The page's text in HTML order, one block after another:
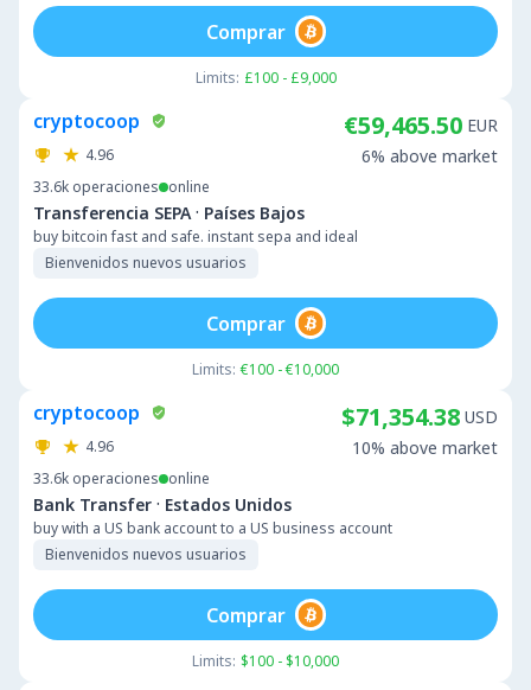
Limits: £100 - £9,000
Comprar
cryptocoop
4.96
33.6k operaciones online
Transferencia SEPA · Países Bajos
buy bitcoin fast and safe. instant sepa and ideal
Bienvenidos nuevos usuarios
€59,465.50 EUR
6% above market
Limits: €100 - €10,000
Comprar
cryptocoop
4.96
33.6k operaciones online
Bank Transfer · Estados Unidos
buy with a US bank account to a US business account
Bienvenidos nuevos usuarios
$71,354.38 USD
10% above market
Limits: $100 - $10,000
Comprar